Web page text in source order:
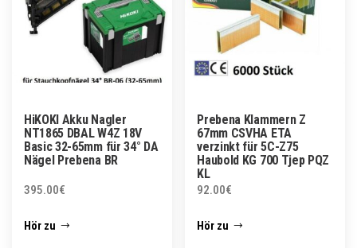
HiKOKI Akku Nagler
NT1865 DBAL W4Z 18V
Basic 32-65mm für 34° DA
Nägel Prebena BR
395.00€
Hör zu
Prebena Klammern Z
67mm CSVHA ETA
verzinkt für 5C-Z75
Haubold KG 700 Tjep PQZ
KL
92.00€
Hör zu